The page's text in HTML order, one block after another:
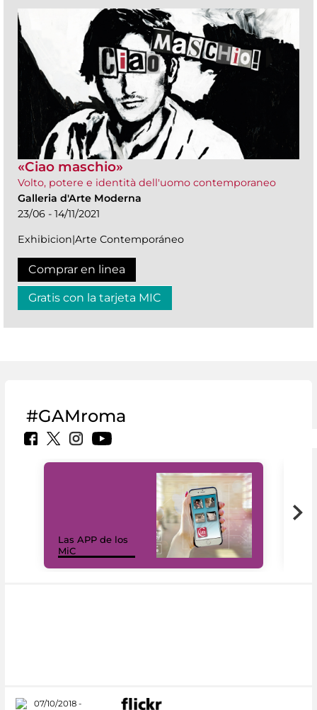
«Ciao maschio»
Volto, potere e identità dell'uomo contemporaneo
Galleria d'Arte Moderna
23/06 - 14/11/2021
Exhibicion|Arte Contemporáneo
Comprar en linea
Gratis con la tarjeta MIC
#GAMroma
Las APP de los
MiC